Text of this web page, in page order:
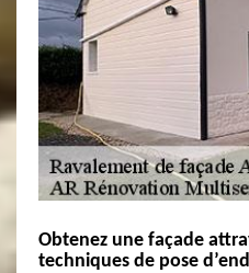
Obtenez une façade
techniques de pose